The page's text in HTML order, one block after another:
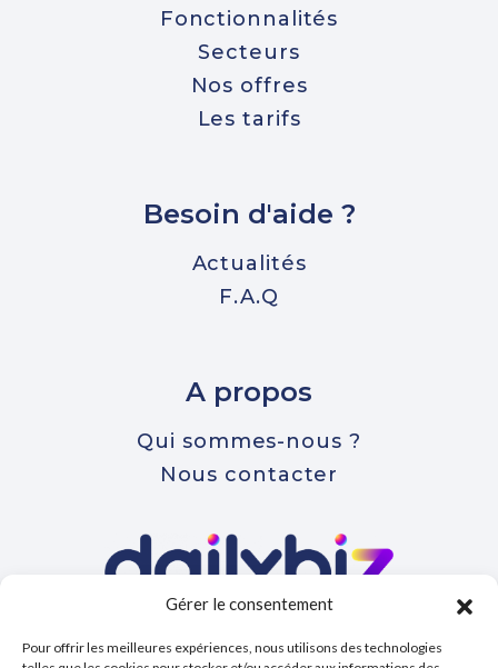
Gérer le consentement
Pour offrir les meilleures expériences, nous utilisons des technologies
l’entreprise de la prospection à la
Fonctionnalités
Secteurs
Nos offres
Les tarifs
Besoin d'aide ?
Actualités
F.A.Q
A propos
Qui sommes-nous ?
Nous contacter